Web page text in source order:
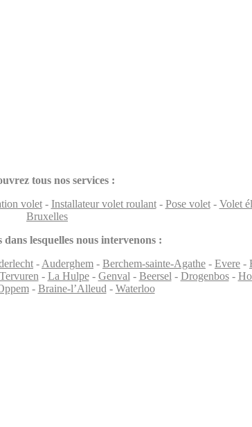
tous nos services :
volet- Installateur volet roulant- Pose volet- Volet
Bruxelles
dans lesquelles nous intervenons :
- Auderghem - Berchem-sainte-Agathe - Evere -
Tervuren - La Hulpe- Genval - Beersel - Drogenbos-
- Braine-l’Alleud - Waterloo